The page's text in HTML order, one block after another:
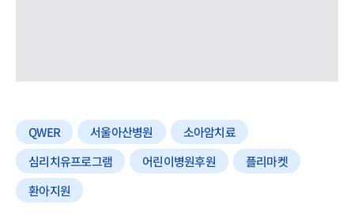
QWER 서울아산병원
소아암치료
심리치유프로그램
어린이병원후원
플리마켓
환아지원